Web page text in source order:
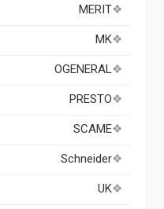
MERIT
MK
OGENERAL
PRESTO
SCAME
Schneider
UK